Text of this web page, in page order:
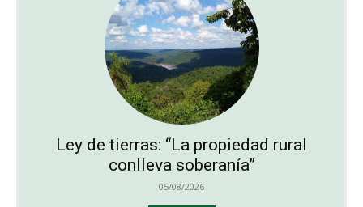
Ley de tierras: “La propiedad rural
conlleva soberanía”
05/08/2026